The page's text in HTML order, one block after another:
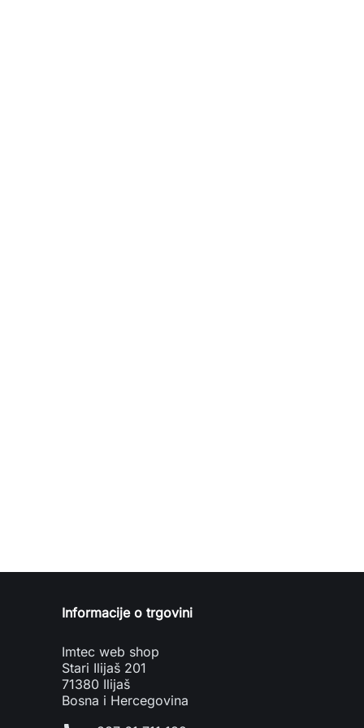
Informacije o trgovini
Imtec web shop
Stari Ilijaš 201
71380 Ilijaš
Bosna i Hercegovina